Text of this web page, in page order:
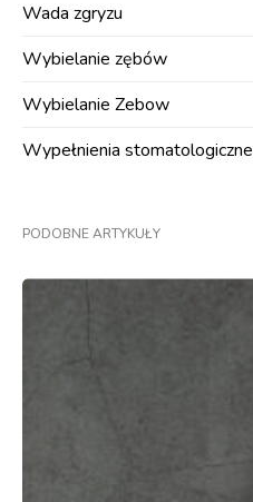
Wada zgryzu
Wybielanie zębów
Wybielanie Zebow
Wypełnienia stomatologiczne
PODOBNE ARTYKUŁY